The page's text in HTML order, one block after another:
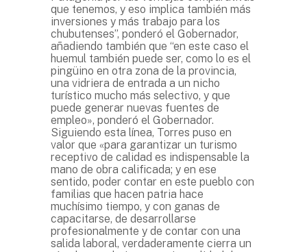
que tenemos, y eso implica también más
inversiones y más trabajo para los
chubutenses”, ponderó el Gobernador,
añadiendo también que “en este caso el
huemul también puede ser, como lo es el
pingüino en otra zona de la provincia,
una vidriera de entrada a un nicho
turístico mucho más selectivo, y que
puede generar nuevas fuentes de
empleo», ponderó el Gobernador.
Siguiendo esta línea, Torres puso en
valor que «para garantizar un turismo
receptivo de calidad es indispensable la
mano de obra calificada; y en ese
sentido, poder contar en este pueblo con
familias que hacen patria hace
muchísimo tiempo, y con ganas de
capacitarse, de desarrollarse
profesionalmente y de contar con una
salida laboral, verdaderamente cierra un